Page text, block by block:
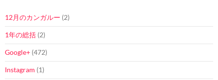
12月のカンガルー (2)
1年の総括 (2)
Google+ (472)
Instagram (1)